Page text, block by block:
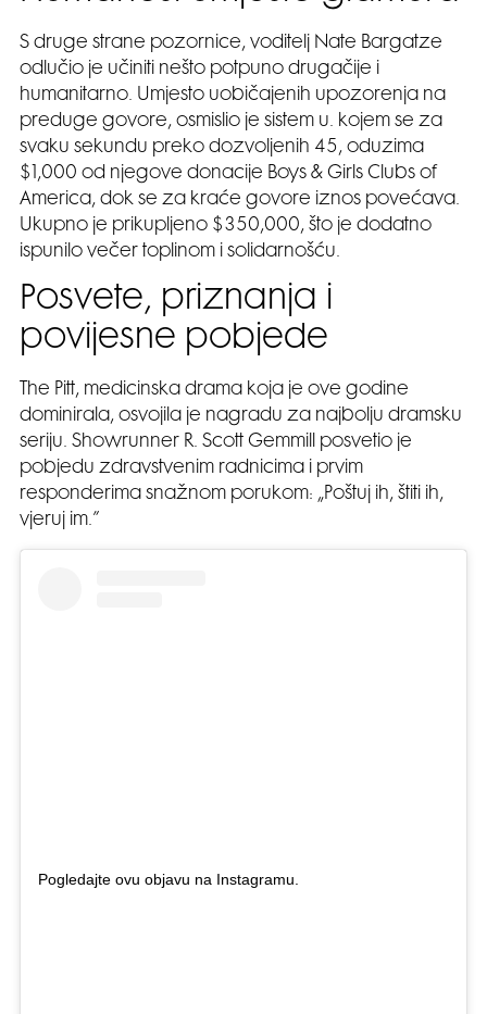
S druge strane pozornice, voditelj Nate Bargatze
odlučio je učiniti nešto potpuno drugačije i
humanitarno. Umjesto uobičajenih upozorenja na
preduge govore, osmislio je sistem u. kojem se za
svaku sekundu preko dozvoljenih 45, oduzima
$1,000 od njegove donacije Boys & Girls Clubs of
America, dok se za kraće govore iznos povećava.
Ukupno je prikupljeno $350,000, što je dodatno
ispunilo večer toplinom i solidarnošću.
Posvete, priznanja i
povijesne pobjede
The Pitt, medicinska drama koja je ove godine
dominirala, osvojila je nagradu za najbolju dramsku
seriju. Showrunner R. Scott Gemmill posvetio je
pobjedu zdravstvenim radnicima i prvim
responderima snažnom porukom: „Poštuj ih, štiti ih,
vjeruj im.”
Pogledajte ovu objavu na Instagramu.